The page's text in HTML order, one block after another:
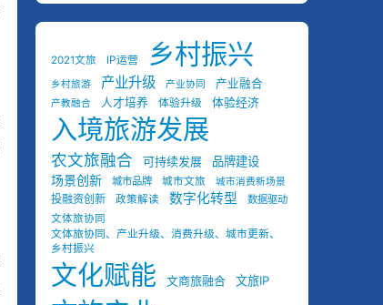
2021文旅 IP运营 乡村振兴
乡村旅游 产业升级 产业协同 产业融合
产教融合 人才培养 体验升级 体验经济
入境旅游发展
农文旅融合 可持续发展 品牌建设
场景创新 城市品牌 城市文旅 城市消费新场景
投融资创新 政策解读 数字化转型
数据驱动
文体旅协同
文体旅协同、产业升级、消费升级、城市更新、
乡村振兴
文化赋能 文商旅融合 文旅IP